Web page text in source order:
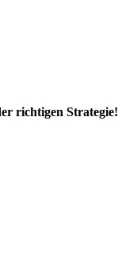
richtigen Strategie!